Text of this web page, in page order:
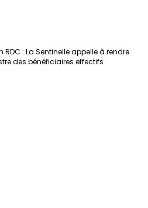
: La Sentinelle appelle à rendre
des bénéficiaires effectifs